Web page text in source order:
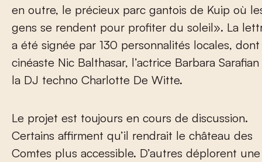
en outre, le précieux parc gantois de Kuip où
gens se rendent pour profiter du soleil». La
a été signée par 130 personnalités locales,
cinéaste Nic Balthasar, l’actrice Barbara
la DJ techno Charlotte De Witte.
Le projet est toujours en cours de discussion.
Certains affirment qu’il rendrait le château des
Comtes plus accessible. D’autres déplorent une